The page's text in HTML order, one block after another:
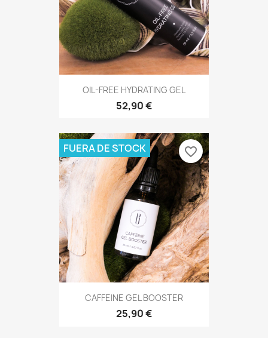
OIL-FREE HYDRATING GEL
52,90 €
CAFFEINE GEL BOOSTER
25,90 €
FUERA DE STOCK favorite_border